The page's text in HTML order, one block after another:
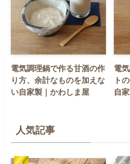
電気調理鍋で作る甘酒の作
り方、余計なものを加えな
い自家製｜かわしま屋
電
ト
自
人気記事